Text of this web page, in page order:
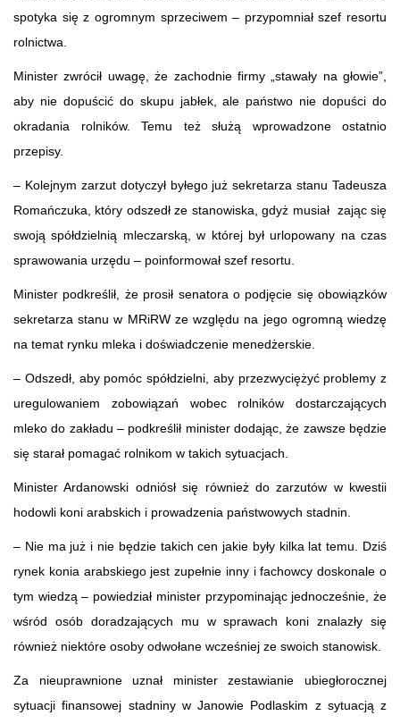
spotyka się z ogromnym sprzeciwem – przypomniał szef resortu
rolnictwa.
Minister zwrócił uwagę, że zachodnie firmy „stawały na głowie”,
aby nie dopuścić do skupu jabłek, ale państwo nie dopuści do
okradania rolników. Temu też służą wprowadzone ostatnio
przepisy.
– Kolejnym zarzut dotyczył byłego już sekretarza stanu Tadeusza
Romańczuka, który odszedł ze stanowiska, gdyż musiał zając się
swoją spółdzielnią mleczarską, w której był urlopowany na czas
sprawowania urzędu – poinformował szef resortu.
Minister podkreślił, że prosił senatora o podjęcie się obowiązków
sekretarza stanu w MRiRW ze względu na jego ogromną wiedzę
na temat rynku mleka i doświadczenie menedżerskie.
– Odszedł, aby pomóc spółdzielni, aby przezwyciężyć problemy z
uregulowaniem zobowiązań wobec rolników dostarczających
mleko do zakładu – podkreślił minister dodając, że zawsze będzie
się starał pomagać rolnikom w takich sytuacjach.
Minister Ardanowski odniósł się również do zarzutów w kwestii
hodowli koni arabskich i prowadzenia państwowych stadnin.
– Nie ma już i nie będzie takich cen jakie były kilka lat temu. Dziś
rynek konia arabskiego jest zupełnie inny i fachowcy doskonale o
tym wiedzą – powiedział minister przypominając jednocześnie, że
wśród osób doradzających mu w sprawach koni znalazły się
również niektóre osoby odwołane wcześniej ze swoich stanowisk.
Za nieuprawnione uznał minister zestawianie ubiegłorocznej
sytuacji finansowej stadniny w Janowie Podlaskim z sytuacją z